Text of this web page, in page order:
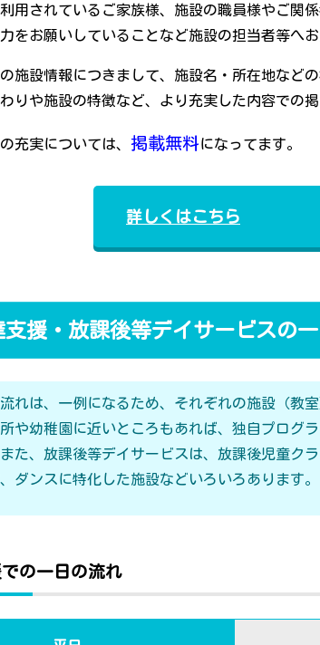
用されているご家族様、施設の職員様やご関
をお願いしていることなど施設の担当者等へ
施設情報につきまして、施設名・所在地など
りや施設の特徴など、より充実した内容での掲
充実については、 掲載無料になってます。
詳しくはこちら
支援・放課後等デイサービスの
れは、一例になるため、それぞれの施設（教
や幼稚園に近いところもあれば、独自プログ
た、放課後等デイサービスは、放課後児童ク
ダンスに特化した施設などいろいろあります。
の一日の流れ